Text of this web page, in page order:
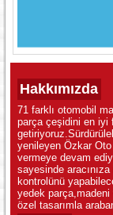
Hakkımızda
71 farklı otomobil
parça çeşidini en iyi
yenileyen Özkar
vermeye devam
sayesinde
kontrolünü
yedek parça,madeni
özel tasarımla